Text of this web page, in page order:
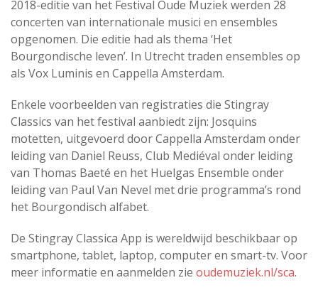
2018-editie van het Festival Oude Muziek werden 28
concerten van internationale musici en ensembles
opgenomen. Die editie had als thema ‘Het
Bourgondische leven’. In Utrecht traden ensembles op
als Vox Luminis en Cappella Amsterdam.
Enkele voorbeelden van registraties die Stingray
Classics van het festival aanbiedt zijn: Josquins
motetten, uitgevoerd door Cappella Amsterdam onder
leiding van Daniel Reuss, Club Mediéval onder leiding
van Thomas Baeté en het Huelgas Ensemble onder
leiding van Paul Van Nevel met drie programma’s rond
het Bourgondisch alfabet.
De Stingray Classica App is wereldwijd beschikbaar op
smartphone, tablet, laptop, computer en smart-tv. Voor
meer informatie en aanmelden zie oudemuziek.nl/sca.